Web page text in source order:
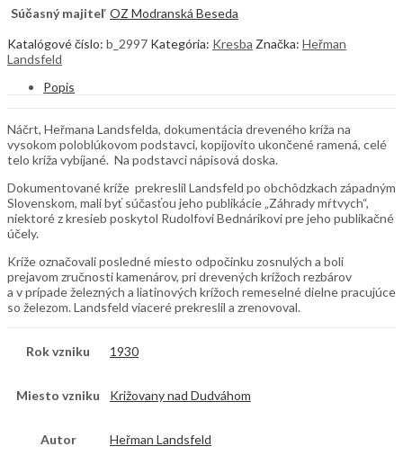
Súčasný majiteľ OZ Modranská Beseda
Katalógové číslo: b_2997 Kategória: Kresba Značka: Heřman
Landsfeld
Popis
Náčrt, Heřmana Landsfelda, dokumentácia dreveného kríža na
vysokom poloblúkovom podstavci, kopijovito ukončené ramená, celé
telo kríža vybíjané. Na podstavci nápisová doska.
Dokumentované kríže prekreslil Landsfeld po obchôdzkach západným
Slovenskom, mali byť súčasťou jeho publikácie „Záhrady mŕtvych“,
niektoré z kresieb poskytol Rudolfovi Bednárikovi pre jeho publikačné
účely.
Kríže označovali posledné miesto odpočinku zosnulých a boli
prejavom zručnosti kamenárov, pri drevených krížoch rezbárov
a v prípade železných a liatinových krížoch remeselné dielne pracujúce
so železom. Landsfeld viaceré prekreslil a zrenovoval.
Rok vzniku 1930
Miesto vzniku Križovany nad Dudváhom
Autor Heřman Landsfeld